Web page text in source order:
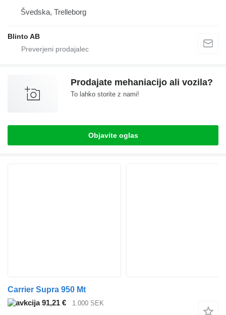
Švedska, Trelleborg
Blinto AB
Prodajate mehaniacijo ali vozila?
To lahko storite z nami!
Objavite oglas
Carrier Supra 950 Mt
91,21 €
1.000 SEK